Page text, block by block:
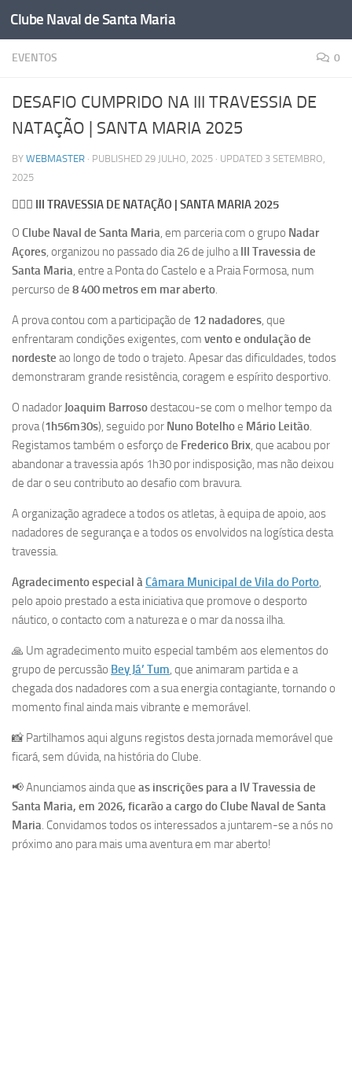
Skip to content
Clube Naval de Santa Maria
EVENTOS 0
DESAFIO CUMPRIDO NA III TRAVESSIA DE
NATAÇÃO | SANTA MARIA 2025
BY WEBMASTER · PUBLISHED 29 JULHO, 2025 · UPDATED 3 SETEMBRO,
2025
🏊‍♂️🌊 III TRAVESSIA DE NATAÇÃO | SANTA MARIA 2025
O Clube Naval de Santa Maria, em parceria com o grupo Nadar
Açores, organizou no passado dia 26 de julho aIII Travessia de
Santa Maria, entre a Ponta do Castelo e a Praia Formosa, num
percurso de 8 400 metros em mar aberto.
A prova contou com a participação de 12 nadadores, que
enfrentaram condições exigentes, com vento e ondulação de
nordeste ao longo de todo o trajeto. Apesar das dificuldades, todos
demonstraram grande resistência, coragem e espírito desportivo.
O nadador Joaquim Barrosodestacou-se com o melhor tempo da
prova (1h56m30s), seguido por Nuno Botelhoe Mário Leitão.
Registamos também o esforço de Frederico Brix, que acabou por
abandonar a travessia após 1h30 por indisposição, mas não deixou
de dar o seu contributo ao desafio com bravura.
A organização agradece a todos os atletas, à equipa de apoio, aos
nadadores de segurança e a todos os envolvidos na logística desta
travessia.
Agradecimento especial àCâmara Municipal de Vila do Porto,
pelo apoio prestado a esta iniciativa que promove o desporto
náutico, o contacto com a natureza e o mar da nossa ilha.
🙏 Um agradecimento muito especial também aos elementos do
grupo de percussão Bey Já’ Tum, que animaram partida e a
chegada dos nadadores com a sua energia contagiante, tornando o
momento final ainda mais vibrante e memorável.
📸 Partilhamos aqui alguns registos desta jornada memorável que
ficará, sem dúvida, na história do Clube.
📢 Anunciamos ainda que as inscrições para a IV Travessia de
Santa Maria, em 2026, ficarão a cargo do Clube Naval de Santa
Maria. Convidamos todos os interessados a juntarem-se a nós no
próximo ano para mais uma aventura em mar aberto!